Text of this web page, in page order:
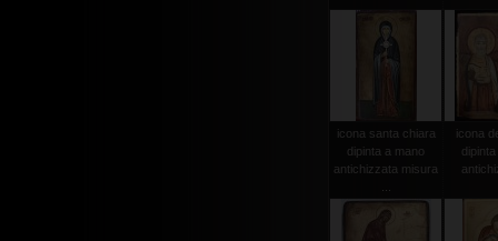
icona santa chiara
dipinta a mano
antichizzata misura
icona